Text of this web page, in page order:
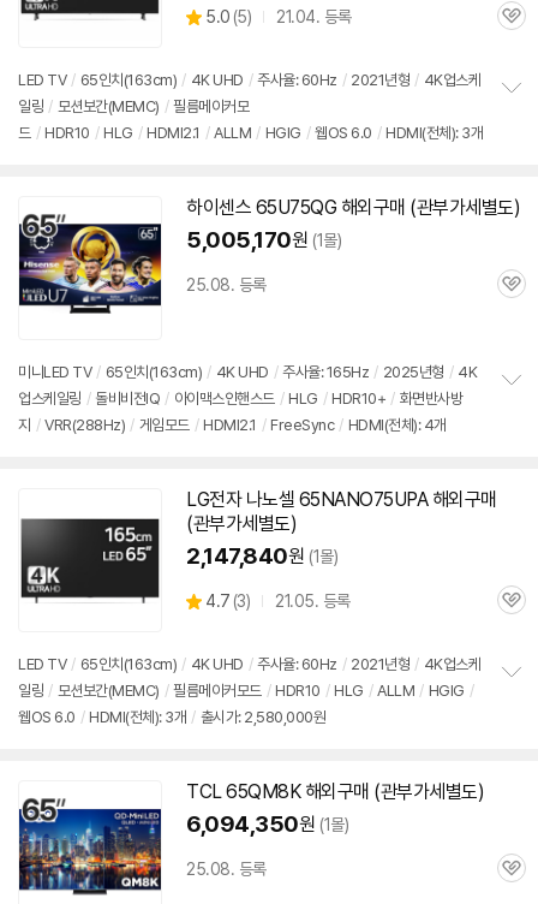
별
5.0 (상
5) 21.04. 등록
관
LED TV / 65인치 (163cm) / 4K UHD / 주사율: 60Hz / 2021년형 / 4K업스케
일링 / 모션보간(MEMC) / 필름메이커모
드 / HDR10 / HLG / HDMI2.1 / ALLM / HGIG / 웹OS 6.0 / HDMI(전체): 3개
기
하이센스 65U75QG 해외 구매 (관부가세별도)
5,005,170원 (1몰)
25.08. 등록
관
미니LED TV / 65인치 (163cm) / 4K UHD / 주사율: 165Hz / 2025년형 / 4K
업스케일링 / 돌비비전IQ / 아이맥스인핸스드 / HLG / HDR10+ / 화면반사방
지 / VRR(288Hz) / 게임모드 / HDMI2.1 / FreeSync / HDMI(전체): 4개
LG전자 나노셀 65NANO75UPA 해외 구매
(관부가세별도)
2,147,840원 (1몰)
별
4.7 (상
3) 21.05. 등록
관
LED TV / 65인치 (163cm) / 4K UHD / 주사율: 60Hz / 2021년형 / 4K업스케
일링 / 모션보간(MEMC) / 필름메이커모드 / HDR10 / HLG / ALLM / HGIG /
웹OS 6.0 / HDMI(전체): 3개 / 출시가: 2,580,000원
TCL 65QM8K 해외 구매 (관부가세별도)
6,094,350원 (1몰)
25.08. 등록
관